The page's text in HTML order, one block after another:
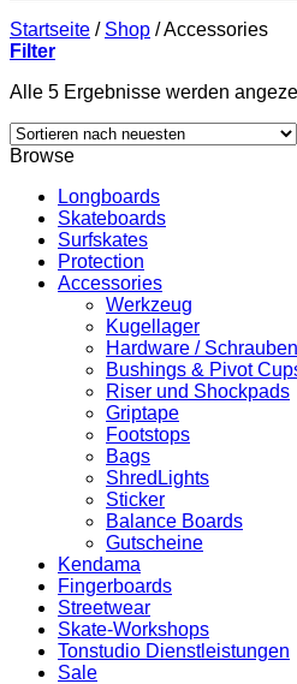
Startseite / Shop /Accessories
Filter
Alle 5 Ergebnisse werden
Browse
Longboards
Skateboards
Surfskates
Protection
Accessories
Werkzeug
Kugellager
Hardware / Schrauben
Bushings & Pivot
Riser und Shockpads
Griptape
Footstops
Bags
ShredLights
Sticker
Balance Boards
Gutscheine
Kendama
Fingerboards
Streetwear
Skate-Workshops
Tonstudio Dienstleistungen
Sale